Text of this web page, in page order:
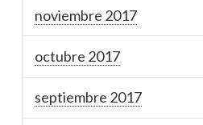
noviembre 2017
octubre 2017
septiembre 2017